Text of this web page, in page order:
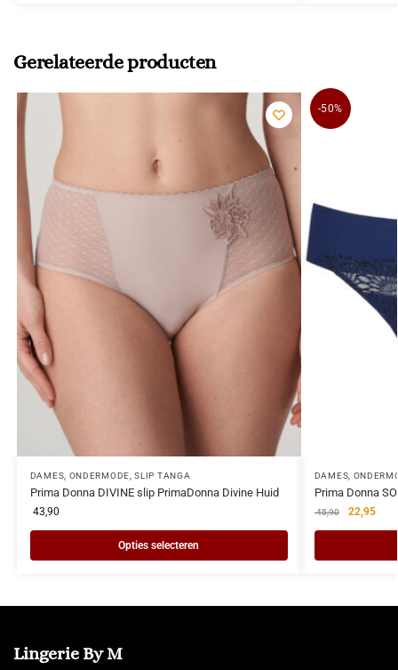
Gerelateerde producten
DAMES, ONDERMODE,SLIP TANGA
Prima Donna DIVINE slip PrimaDonna Divine Huid
43,90
Opties selecteren
-50%
DAMES,
Prima Donna
45,90 22,95
Lingerie By M